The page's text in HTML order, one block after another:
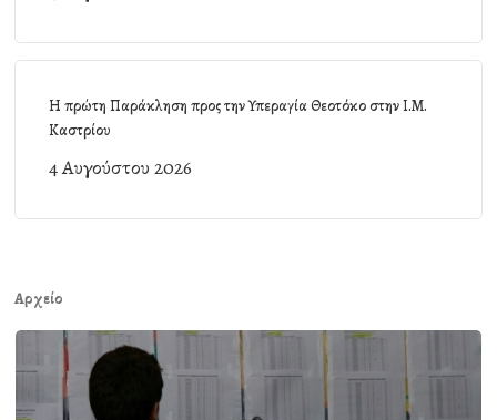
Η πρώτη Παράκληση προς την Υπεραγία Θεοτόκο στην Ι.Μ.
Καστρίου
4 Αυγούστου 2026
Αρχείο